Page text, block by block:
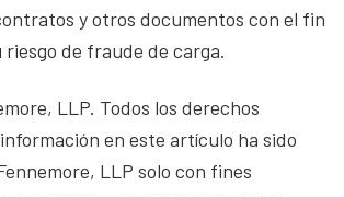
y otros documentos con el fin
de fraude de carga.
LLP. Todos los derechos
en este artículo ha sido
LLP solo con fines